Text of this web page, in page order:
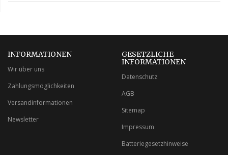
INFORMATIONEN
Wir über uns
Zahlungsmöglichkeiten
Versandinformationen
Newsletter
GESETZLICHE
INFORMATIONEN
Datenschutz
AGB
Sitemap
Impressum
Batteriegesetzhinweise